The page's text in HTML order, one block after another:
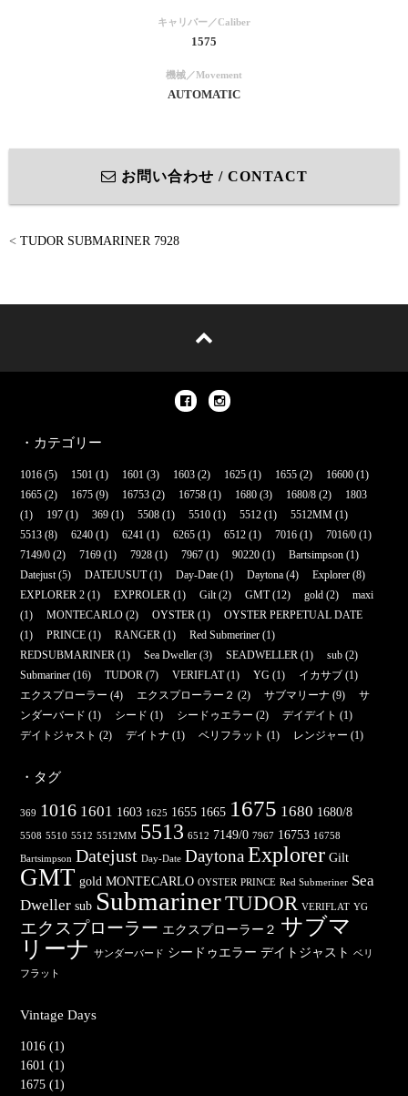
キャリバー／Caliber
1575
機械／Movement
AUTOMATIC
お問い合わせ / CONTACT
< TUDOR SUBMARINER 7928
・カテゴリー
1016 (5) 1501 (1) 1601 (3) 1603 (2) 1625 (1) 1655 (2) 16600 (1)
1665 (2) 1675 (9) 16753 (2) 16758 (1) 1680 (3) 1680/8 (2)
1803
(1)
197 (1) 369 (1) 5508 (1) 5510 (1) 5512 (1) 5512MM (1)
5513 (8) 6240 (1) 6241 (1) 6265 (1) 6512 (1) 7016 (1) 7016/0 (1)
7149/0 (2) 7169 (1) 7928 (1) 7967 (1) 90220 (1) Bartsimpson (1)
Datejust(5) DATEJUSUT(1) Day-Date (1) Daytona (4) Explorer (8)
EXPLORER 2 (1) EXPROLER (1) Gilt(2) GMT(12) gold (2)
maxi
(1)
MONTECARLO (2) OYSTER (1)
OYSTER PERPETUAL DATE
(1)
PRINCE (1) RANGER (1) Red Submeriner (1)
REDSUBMARINER (1) Sea Dweller (3) SEADWELLER (1) sub (2)
Submariner (16) TUDOR (7) VERIFLAT(1) YG (1) イカサブ (1)
エクスプローラー (4) エクスプローラー２ (2) サブマリーナ (9)
サ
ンダーバード (1) シード (1) シードゥエラー (2) デイデイト (1)
デイトジャスト (2) デイトナ (1) ベリフラット (1) レンジャー (1)
・タグ
369 1016 1601 1603 1625 1655 1665 1675 1680 1680/8
5508 5510 5512 5512MM 5513 6512 7149/0 7967 16753 16758
Bartsimpson Datejust Day-Date Daytona Explorer Gilt
GMT gold MONTECARLO OYSTER PRINCE Red Submeriner Sea
Dweller sub SubmarinerTUDOR VERIFLAT YG
エクスプローラー エクスプローラー２ サブマ
リーナ
サンダーバード シードゥエラー デイトジャスト
ベリ
フラット
Vintage Days
1016 (1)
1601 (1)
1675 (1)